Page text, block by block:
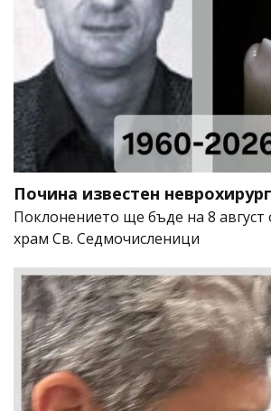
Почина известен неврохирург
Поклонението ще бъде на 8 август
храм Св. Седмочисленици